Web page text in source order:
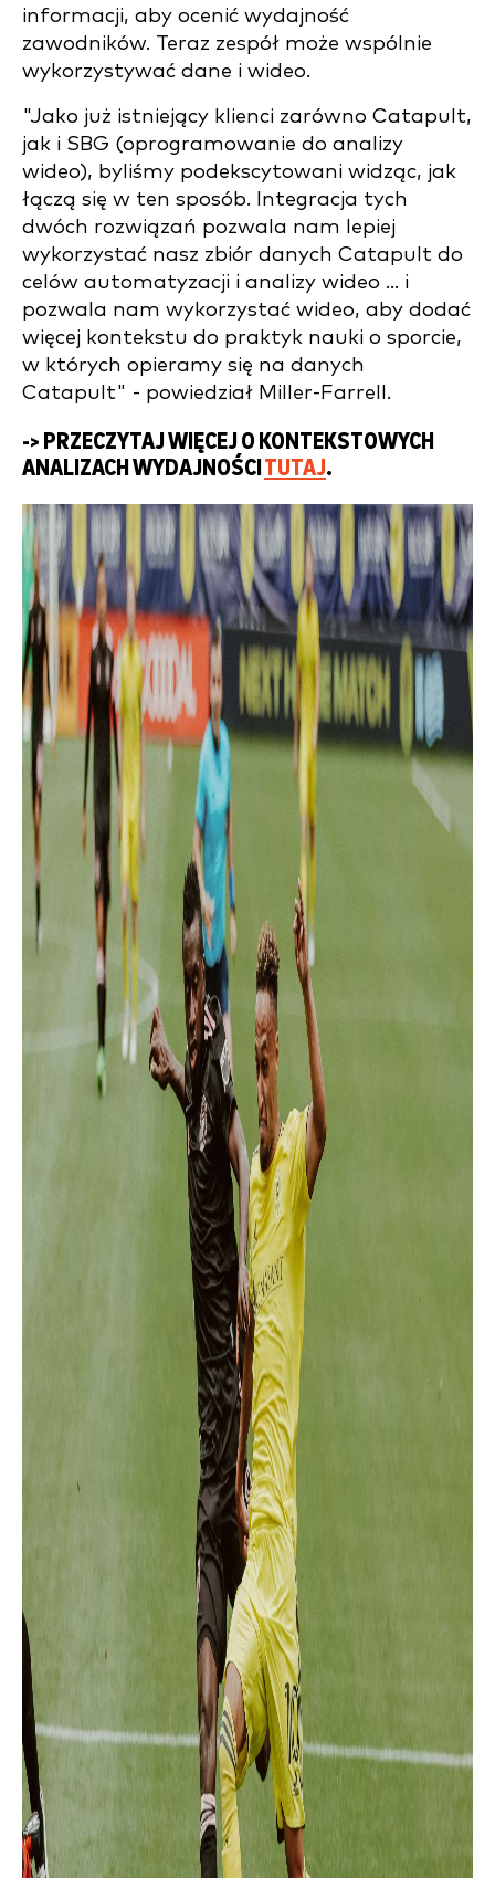
informacji, aby ocenić wydajność
zawodników. Teraz zespół może wspólnie
wykorzystywać dane i wideo.
"Jako już istniejący klienci zarówno Catapult,
jak i SBG (oprogramowanie do analizy
wideo), byliśmy podekscytowani widząc, jak
łączą się w ten sposób. Integracja tych
dwóch rozwiązań pozwala nam lepiej
wykorzystać nasz zbiór danych Catapult do
celów automatyzacji i analizy wideo ... i
pozwala nam wykorzystać wideo, aby dodać
więcej kontekstu do praktyk nauki o sporcie,
w których opieramy się na danych
Catapult" - powiedział Miller-Farrell.
-> PRZECZYTAJ WIĘCEJ O KONTEKSTOWYCH
ANALIZACH WYDAJNOŚCI TUTAJ.